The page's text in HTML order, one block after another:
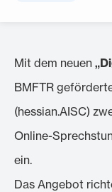
Mit dem neuen
BMFTR
(hessian.AISC)
Online-
ein.
Das Angebot